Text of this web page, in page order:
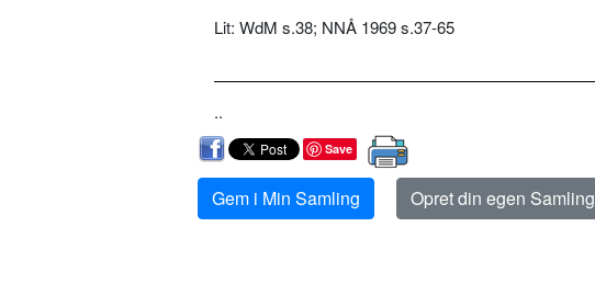
Lit: WdM s.38; NNÅ 1969 s.37-65
..
Save
Gem i Min Samling Opret din egen Samling